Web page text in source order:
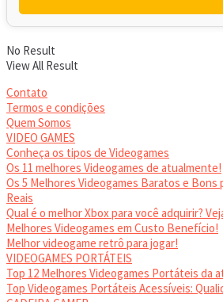
No Result
View All Result
Contato
Termos e condições
Quem Somos
VIDEO GAMES
Conheça os tipos de Videogames
Os 11 melhores Videogames de atualmente!
Os 5 Melhores Videogames Baratos e Bons
Reais
Qual é o melhor Xbox para você adquirir?
Melhores Videogames em Custo Benefício!
Melhor videogame retrô para jogar!
VIDEOGAMES PORTÁTEIS
Top 12 Melhores Videogames Portáteis da
Top Videogames Portáteis Acessíveis: